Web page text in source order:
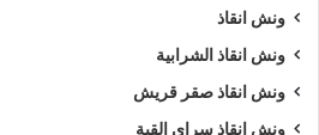
ونش انقاذ
ونش انقاذ الشرابية
ونش انقاذ صقر قريش
ونش انقاذ سراي القبة